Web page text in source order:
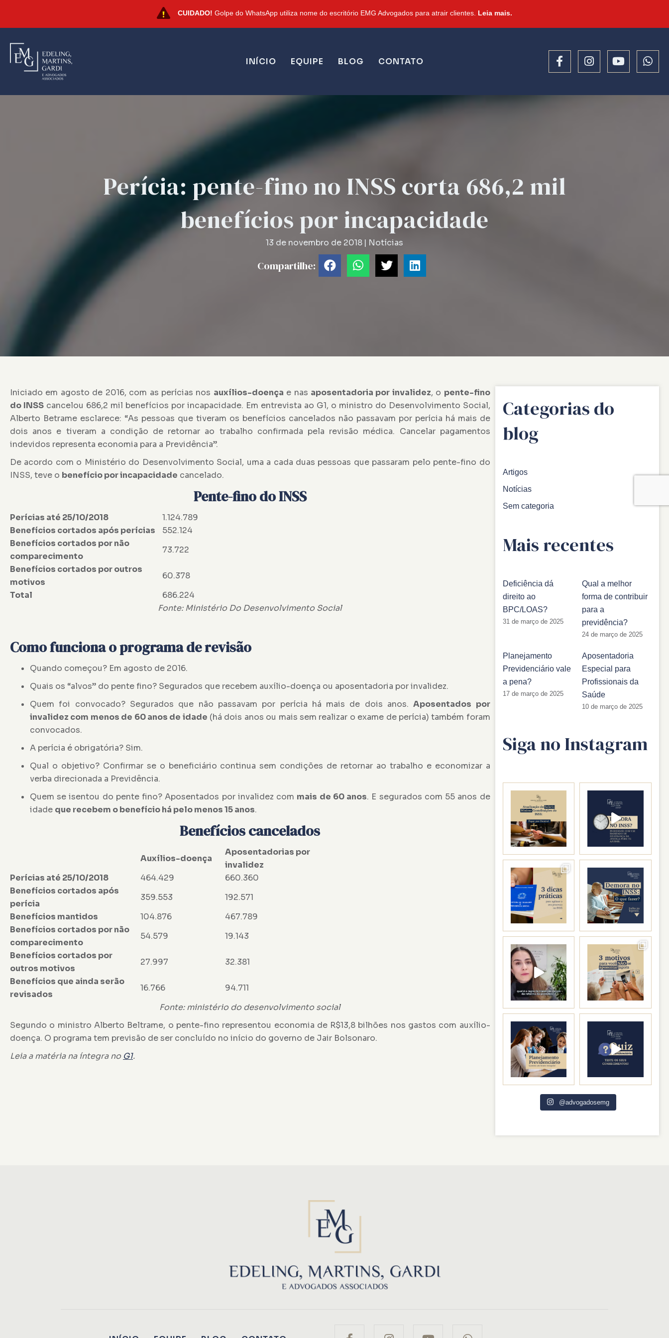
CUIDADO! Golpe do WhatsApp utiliza nome do escritório EMG Advogados para atrair clientes. Leia mais.
INÍCIO EQUIPE BLOG CONTATO
Perícia: pente-fino no INSS corta 686,2 mil
benefícios por incapacidade
13 de novembro de 2018 | Notícias
Compartilhe:
Iniciado em agosto de 2016, com as perícias nos auxílios-doença e nas aposentadoria por invalidez, o pente-fino
do INSScancelou 686,2 mil benefícios por incapacidade. Em entrevista ao G1, o ministro do Desenvolvimento Social,
Alberto Betrame esclarece: “As pessoas que tiveram os benefícios cancelados não passavam por perícia há mais de
dois anos e tiveram a condição de retornar ao trabalho confirmada pela revisão médica. Cancelar pagamentos
indevidos representa economia para a Previdência”.
De acordo com o Ministério do Desenvolvimento Social, uma a cada duas pessoas que passaram pelo pente-fino do
INSS, teve o benefício por incapacidade cancelado.
Pente-fino do INSS
Perícias até 25/10/2018
1.124.789
Benefícios cortados após perícias
552.124
Benefícios cortados por não
comparecimento
73.722
Benefícios cortados por outros
motivos
60.378
Total
686.224
Fonte: Ministério Do Desenvolvimento Social
Como funciona o programa de revisão
Quando começou? Em agosto de 2016.
Quais os “alvos” do pente fino? Segurados que recebem auxílio-doença ou aposentadoria por invalidez.
Quem foi convocado? Segurados que não passavam por perícia há mais de dois anos.Aposentados por
invalidez com menos de 60 anos de idade (há dois anos ou mais sem realizar o exame de perícia) também foram
convocados.
A perícia é obrigatória? Sim.
Qual o objetivo? Confirmar se o beneficiário continua sem condições de retornar ao trabalho e economizar a
verba direcionada a Previdência.
Quem se isentou do pente fino? Aposentados por invalidez com mais de 60 anos. E segurados com 55 anos de
idade que recebem o benefício há pelo menos 15 anos.
Benefícios cancelados
Auxílios-doença
Aposentadorias por
invalidez
Perícias até 25/10/2018
464.429
660.360
Benefícios cortados após
perícia
359.553
192.571
Benefícios mantidos
104.876
467.789
Benefícios cortados por não
comparecimento
54.579
19.143
Benefícios cortados por
outros motivos
27.997
32.381
Benefícios que ainda serão
revisados
16.766
94.711
Fonte: ministério do desenvolvimento social
Segundo o ministro Alberto Beltrame, o pente-fino representou economia de R$13,8 bilhões nos gastos com auxílio-
doença. O programa tem previsão de ser concluído no início do governo de Jair Bolsonaro.
Leia a matéria na íntegra no G1.
Categorias do
blog
Artigos
Notícias
Sem categoria
Mais recentes
Deficiência dá
direito ao
BPC/LOAS?
31 de março de 2025
Qual a melhor
forma de contribuir
para a
previdência?
24 de março de 2025
Planejamento
Previdenciário vale
a pena?
17 de março de 2025
Aposentadoria
Especial para
Profissionais da
Saúde
10 de março de 2025
Siga no Instagram
@advogadosemg